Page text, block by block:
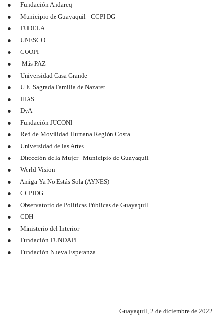
● Fundación Andareq
● Municipio de Guayaquil - CCPI DG
● FUDELA
● UNESCO
● COOPI
● Más PAZ
● Universidad Casa Grande
● U.E. Sagrada Familia de Nazaret
● HIAS
● DyA
● Fundación JUCONI
● Red de Movilidad Humana Región Costa
● Universidad de las Artes
● Dirección de la Mujer - Municipio de Guayaquil
● World Vision
● Amiga Ya No Estás Sola (AYNES)
● CCPIDG
● Observatorio de Politicas Públicas de Guayaquil
● CDH
● Ministerio del Interior
● Fundación FUNDAPI
● Fundación Nueva Esperanza
Guayaquil, 2 de diciembre de 2022